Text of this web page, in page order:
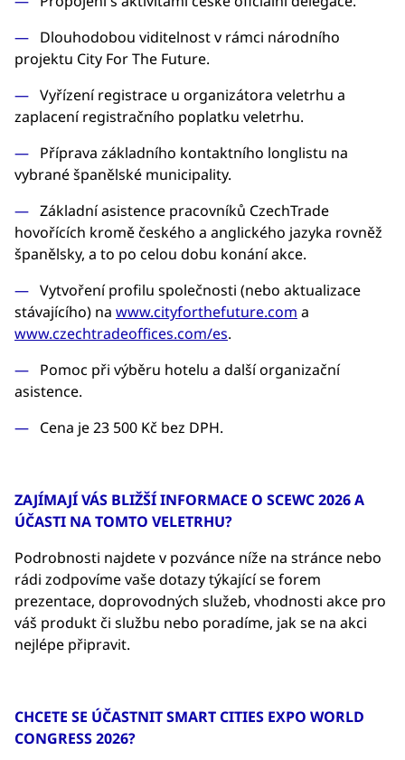
Dlouhodobou viditelnost v rámci národního
projektu City For The Future.
Vyřízení registrace u organizátora veletrhu a
zaplacení registračního poplatku veletrhu.
Příprava základního kontaktního longlistu na
vybrané španělské municipality.
Základní asistence pracovníků CzechTrade
hovořících kromě českého a anglického jazyka rovněž
španělsky, a to po celou dobu konání akce.
Vytvoření profilu společnosti (nebo aktualizace
stávajícího) na www.cityforthefuture.com a
www.czechtradeoffices.com/es.
Pomoc při výběru hotelu a další organizační
asistence.
Cena je 23 500 Kč bez DPH.
ZAJÍMAJÍ VÁS BLIŽŠÍ INFORMACE O SCEWC 2026 A
ÚČASTI NA TOMTO VELETRHU?
Podrobnosti najdete v pozvánce níže na stránce nebo
rádi zodpovíme vaše dotazy týkající se forem
prezentace, doprovodných služeb, vhodnosti akce pro
váš produkt či službu nebo poradíme, jak se na akci
nejlépe připravit.
CHCETE SE ÚČASTNIT SMART CITIES EXPO WORLD
CONGRESS 2026?